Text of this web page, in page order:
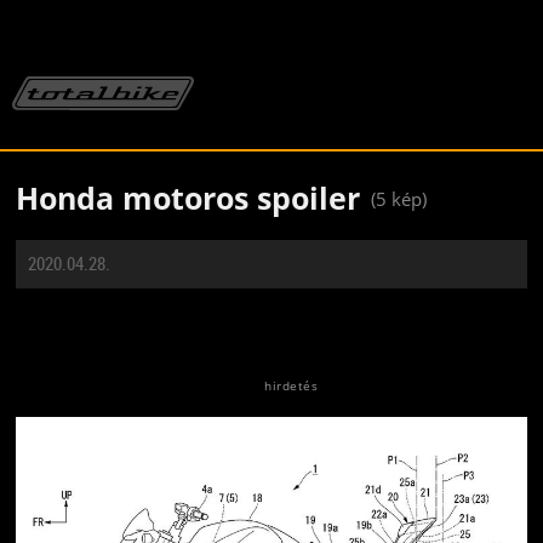
Honda motoros spoiler (5 kép)
2020.04.28.